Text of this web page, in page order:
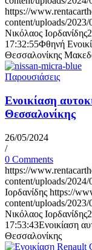
https://
content/uploads/
Νικόλαος Ιορδανίδης
17:32:55Φθηνή
Θεσσαλονίκης
Παρουσιάσεις
Ενοικίαση
Θεσσαλονίκης
26/05/2024
/
0 Comments
https://
content/uploads/
Ιορδανίδης https://
content/uploads/
Νικόλαος Ιορδανίδης
17:53:43Ενοικίαση
Θεσσαλονίκης